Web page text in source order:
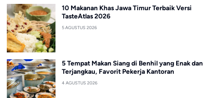
10 Makanan Khas Jawa Timur Terbaik Versi
TasteAtlas 2026
5 AGUSTUS 2026
5 Tempat Makan Siang di Benhil yang Enak dan
Terjangkau, Favorit Pekerja Kantoran
4 AGUSTUS 2026